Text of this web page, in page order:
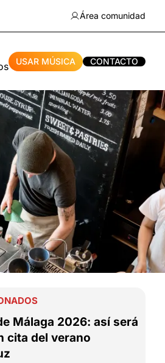
Área comunidad
USAR MÚSICA CONTACTO
Málaga 2026: así será
cita del verano